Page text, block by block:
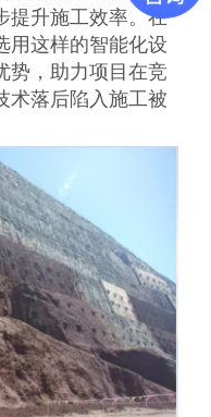
提升施工效率。在
用这样的智能化设
势，助力项目在竞
术落后陷入施工被